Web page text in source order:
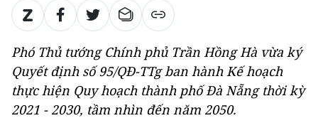
Phó Thủ tướng Chính phủ Trần Hồng Hà vừa ký
Quyết định số 95/QĐ-TTg ban hành Kế hoạch
thực hiện Quy hoạch thành phố Đà Nẵng thời kỳ
2021 - 2030, tầm nhìn đến năm 2050.